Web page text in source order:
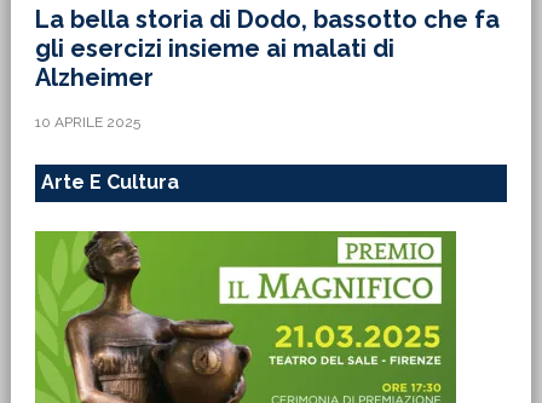
La bella storia di Dodo, bassotto che fa
gli esercizi insieme ai malati di
Alzheimer
10 APRILE 2025
Arte E Cultura